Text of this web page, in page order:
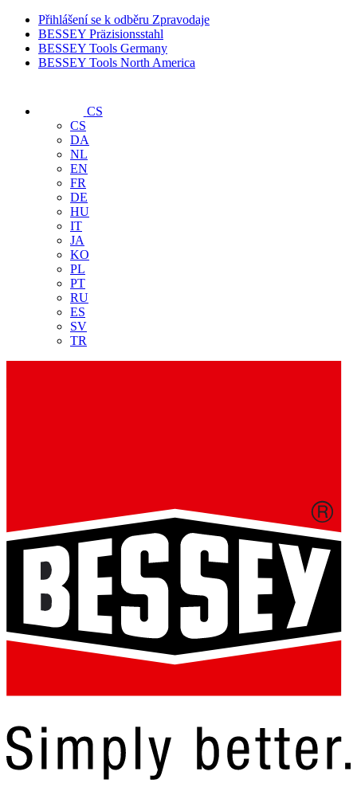
Přihlášení se k odběru Zpravodaje
BESSEY Präzisionsstahl
BESSEY Tools Germany
BESSEY Tools North America
CS
CS
DA
NL
EN
FR
DE
HU
IT
JA
KO
PL
PT
RU
ES
SV
TR